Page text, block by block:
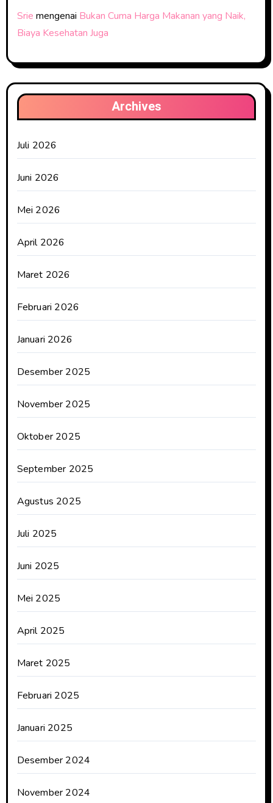
Srie mengenai Bukan Cuma Harga Makanan yang Naik,
Biaya Kesehatan Juga
Archives
Juli 2026
Juni 2026
Mei 2026
April 2026
Maret 2026
Februari 2026
Januari 2026
Desember 2025
November 2025
Oktober 2025
September 2025
Agustus 2025
Juli 2025
Juni 2025
Mei 2025
April 2025
Maret 2025
Februari 2025
Januari 2025
Desember 2024
November 2024